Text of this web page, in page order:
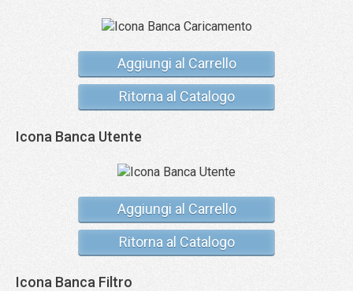
Aggiungi al Carrello
Ritorna al Catalogo
Icona Banca Utente
Aggiungi al Carrello
Ritorna al Catalogo
Icona Banca Filtro